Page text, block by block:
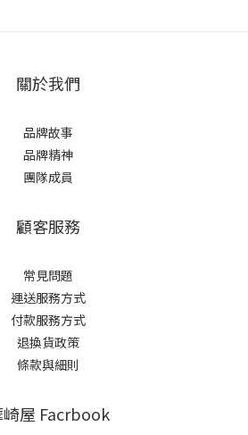
關於我們
品牌故事
品牌精神
團隊成員
顧客服務
常見問題
運送服務方式
付款服務方式
退換貨政策
條款與細則
崎屋 Facrbook